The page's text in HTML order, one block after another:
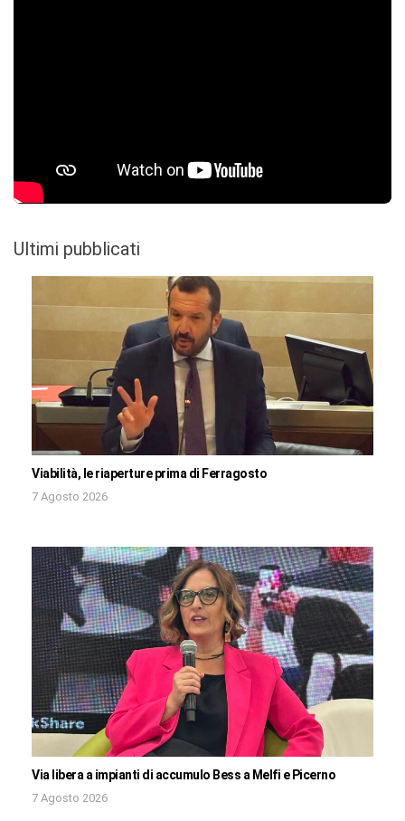
Ultimi pubblicati
Viabilità, le riaperture prima di Ferragosto
7 Agosto 2026
Via libera a impianti di accumulo Bess a Melfi e Picerno
7 Agosto 2026